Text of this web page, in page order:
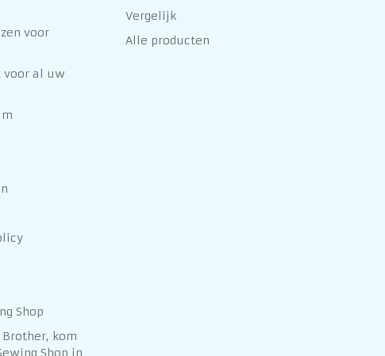
voor
voor al uw
Shop
kom
Shop in
Vergelijk
Alle producten